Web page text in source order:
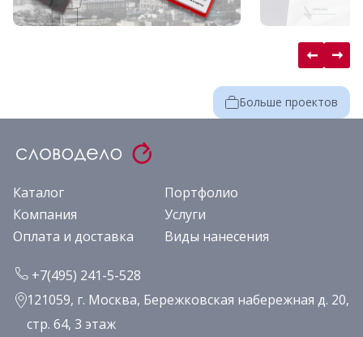
Больше проектов
Каталог
Портфолио
Компания
Услуги
Оплата и доставка
Виды нанесения
+7(495) 241-5-528
121059, г. Москва, Бережковская набережная д. 20,
стр. 64, 3 этаж